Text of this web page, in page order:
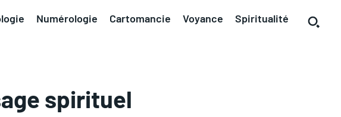
Numérologie Cartomancie Voyance Spiritualité
spirituel